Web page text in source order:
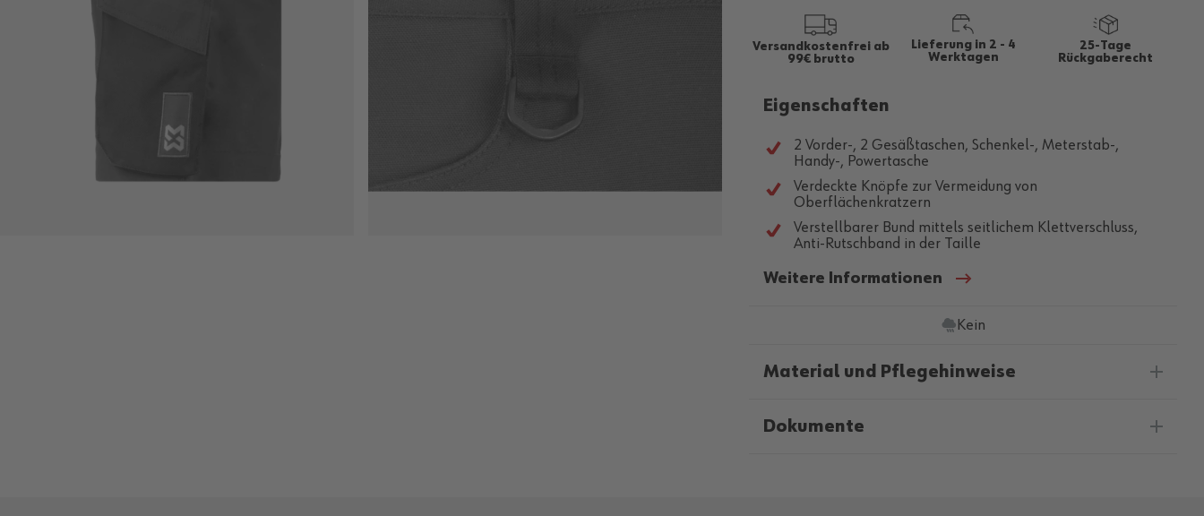
Versandkostenfrei ab
99€ brutto
Lieferung in 2 - 4
Werktagen
25-Tage
Rückgaberecht
Eigenschaften
2 Vorder-, 2 Gesäßtaschen, Schenkel-, Meterstab-,
Handy-, Powertasche
Verdeckte Knöpfe zur Vermeidung von
Oberflächenkratzern
Verstellbarer Bund mittels seitlichem Klettverschluss,
Anti-Rutschband in der Taille
Weitere Informationen
Kein
Material und Pflegehinweise
Dokumente